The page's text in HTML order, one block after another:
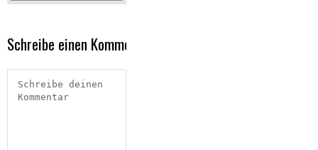
Schreibe einen Kommentar